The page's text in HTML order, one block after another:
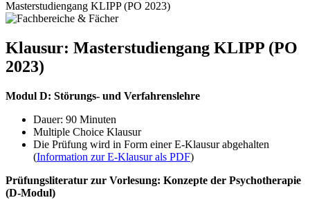
Masterstudiengang KLIPP (PO 2023)
Klausur: Masterstudiengang KLIPP (PO
2023)
Modul D: Störungs- und Verfahrenslehre
Dauer: 90 Minuten
Multiple Choice Klausur
Die Prüfung wird in Form einer E-Klausur abgehalten
(Information zur E-Klausur als PDF)
Prüfungsliteratur zur Vorlesung: Konzepte der Psychotherapie
(D-Modul)